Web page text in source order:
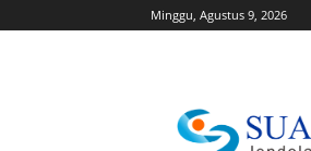
Minggu, Agustus 9, 2026